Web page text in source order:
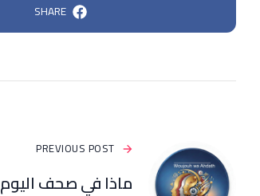
SHARE
PREVIOUS POST
ماذا في صحف اليوم